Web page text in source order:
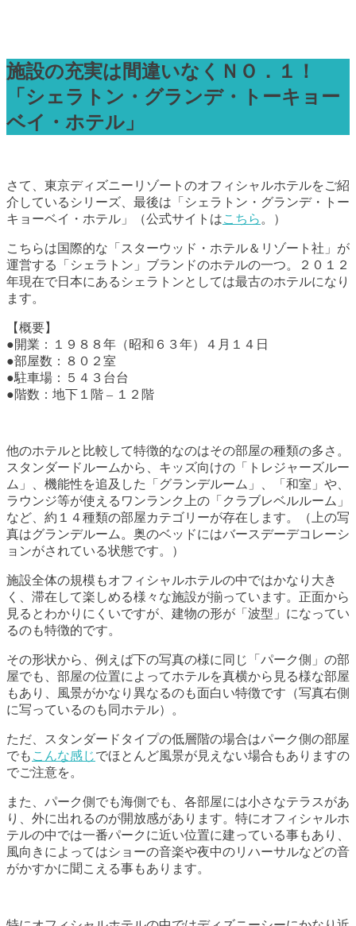
施設の充実は間違いなくＮＯ．１！
「シェラトン・グランデ・トーキョー
ベイ・ホテル」
さて、東京ディズニーリゾートのオフィシャルホテルをご紹
介しているシリーズ、最後は「シェラトン・グランデ・トー
キョーベイ・ホテル」（公式サイトはこちら 。）
こちらは国際的な「スターウッド・ホテル＆リゾート社」が
運営する「シェラトン」ブランドのホテルの一つ。２０１２
年現在で日本にあるシェラトンとしては最古のホテルになり
ます。
【概要】
●開業：１９８８年（昭和６３年）４月１４日
●部屋数：８０２室
●駐車場：５４３台台
●階数：地下１階 – １２階
他のホテルと比較して特徴的なのはその部屋の種類の多さ。
スタンダードルームから、キッズ向けの「トレジャーズルー
ム」、機能性を追及した「グランデルーム」、「和室」や、
ラウンジ等が使えるワンランク上の「クラブレベルルーム」
など、約１４種類の部屋カテゴリーが存在します。（上の写
真はグランデルーム。奥のベッドにはバースデーデコレーシ
ョンがされている状態です。）
施設全体の規模もオフィシャルホテルの中ではかなり大き
く、滞在して楽しめる様々な施設が揃っています。正面から
見るとわかりにくいですが、建物の形が「波型」になってい
るのも特徴的です。
その形状から、例えば下の写真の様に同じ「パーク側」の部
屋でも、部屋の位置によってホテルを真横から見る様な部屋
もあり、風景がかなり異なるのも面白い特徴です（写真右側
に写っているのも同ホテル）。
ただ、スタンダードタイプの低層階の場合はパーク側の部屋
でも こんな感じでほとんど風景が見えない場合もありますの
でご注意を。
また、パーク側でも海側でも、各部屋には小さなテラスがあ
り、外に出れるのが開放感があります。特にオフィシャルホ
テルの中では一番パークに近い位置に建っている事もあり、
風向きによってはショーの音楽や夜中のリハーサルなどの音
がかすかに聞こえる事もあります。